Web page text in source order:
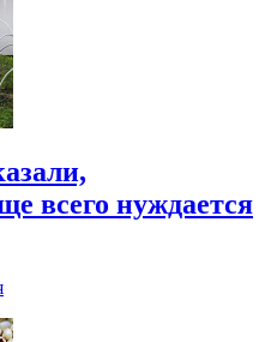
всего нуждается